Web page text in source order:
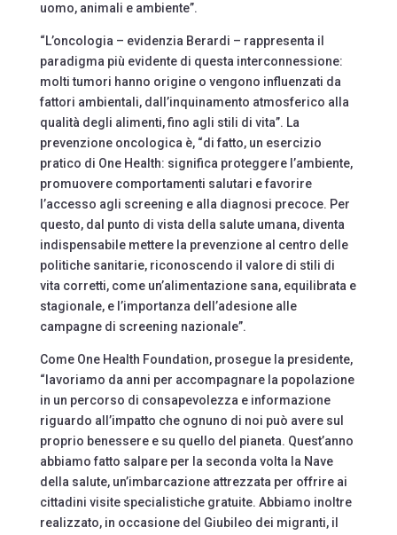
uomo, animali e ambiente”.
“L’oncologia – evidenzia Berardi – rappresenta il
paradigma più evidente di questa interconnessione:
molti tumori hanno origine o vengono influenzati da
fattori ambientali, dall’inquinamento atmosferico alla
qualità degli alimenti, fino agli stili di vita”. La
prevenzione oncologica è, “di fatto, un esercizio
pratico di One Health: significa proteggere l’ambiente,
promuovere comportamenti salutari e favorire
l’accesso agli screening e alla diagnosi precoce. Per
questo, dal punto di vista della salute umana, diventa
indispensabile mettere la prevenzione al centro delle
politiche sanitarie, riconoscendo il valore di stili di
vita corretti, come un’alimentazione sana, equilibrata e
stagionale, e l’importanza dell’adesione alle
campagne di screening nazionale”.
Come One Health Foundation, prosegue la presidente,
“lavoriamo da anni per accompagnare la popolazione
in un percorso di consapevolezza e informazione
riguardo all’impatto che ognuno di noi può avere sul
proprio benessere e su quello del pianeta. Quest’anno
abbiamo fatto salpare per la seconda volta la Nave
della salute, un’imbarcazione attrezzata per offrire ai
cittadini visite specialistiche gratuite. Abbiamo inoltre
realizzato, in occasione del Giubileo dei migranti, il